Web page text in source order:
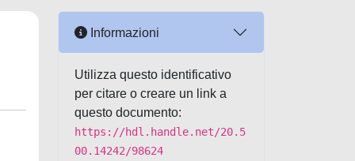
Informazioni
Utilizza questo identificativo
per citare o creare un link a
questo documento:
https://hdl.handle.net/20.5
00.14242/98624